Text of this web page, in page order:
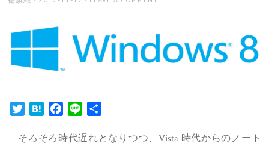
TwitterHatenaFacebook
Line
そろそろ時代遅れとなりつつ、Vista 時代からのノート